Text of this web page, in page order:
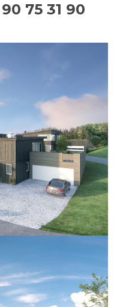
75 31 90